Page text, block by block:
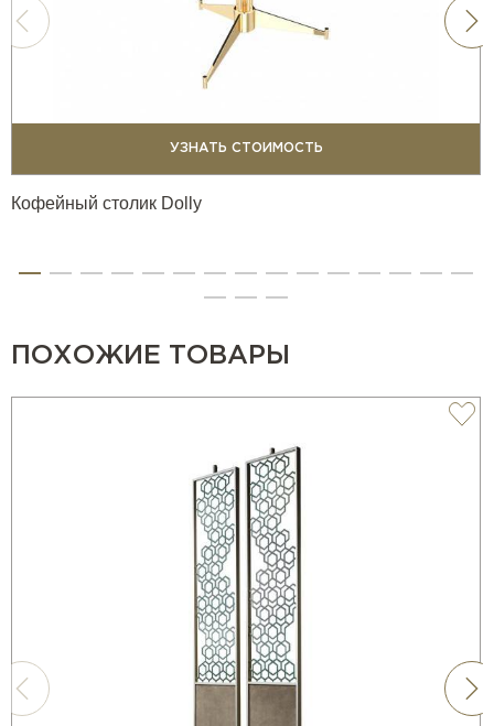
УЗНАТЬ СТОИМОСТЬ
Кофейный столик Dolly
ПОХОЖИЕ ТОВАРЫ